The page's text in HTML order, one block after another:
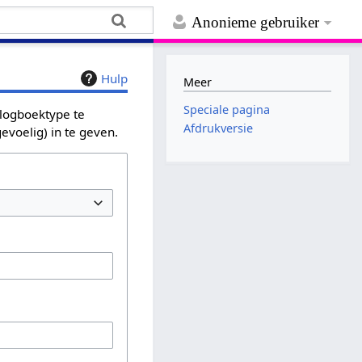
Anonieme gebruiker
Hulp
te
in te geven.
Meer
Speciale pagina
Afdrukversie